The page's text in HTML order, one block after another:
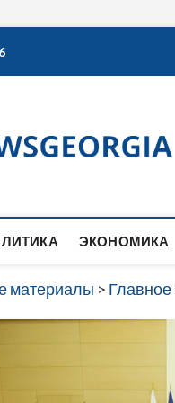
ЭКОНОМИКА
материалы > Главное